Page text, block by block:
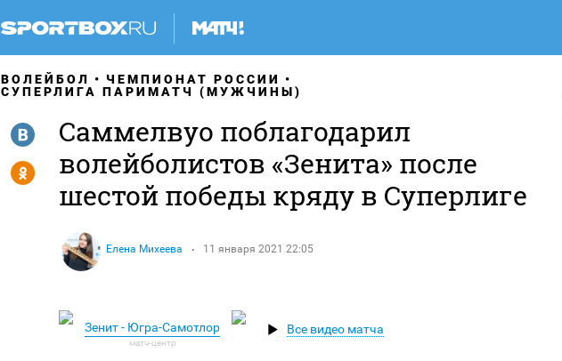
ВОЛЕЙБОЛ
ЧЕМПИОНАТ РОССИИ
СУПЕРЛИГА ПАРИМАТЧ (МУЖЧИНЫ)
Саммелвуо поблагодарил
волейболистов «Зенита» после
шестой победы кряду в Суперлиге
Елена Михеева 11 января 2021 22:05
R
Y
Зенит - Югра-Самотлор Все видео матча